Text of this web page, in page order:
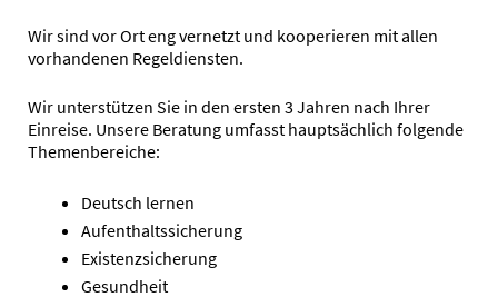
Wir sind vor Ort eng vernetzt und kooperieren mit allen
vorhandenen Regeldiensten.
Wir unterstützen Sie in den ersten 3 Jahren nach Ihrer
Einreise. Unsere Beratung umfasst hauptsächlich folgende
Themenbereiche:
Deutsch lernen
Aufenthaltssicherung
Existenzsicherung
Gesundheit